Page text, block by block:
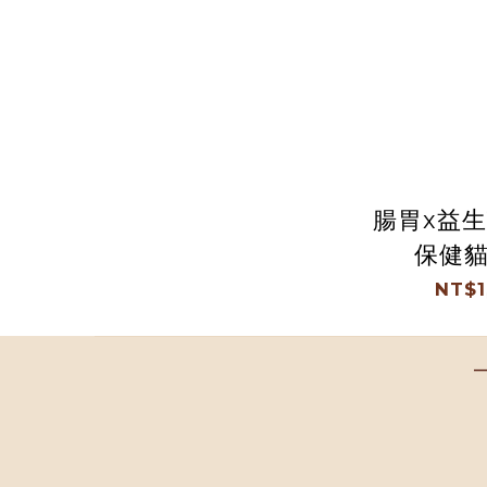
腸胃x益
保健